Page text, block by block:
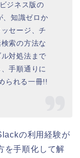
ジネス版の
、知識ゼロか
セージ、チ
索の方法な
対処法まで
手順通りに
られる一冊!!
の利用経験が
を手順化して解